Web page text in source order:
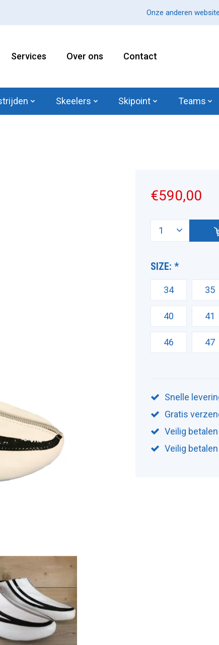
Onze anderen
Services Over ons Contact
Skeelers Skipoint Teams
€590,00
SIZE: *
34 35
40 41
46 47
Snelle
Gratis
Veilig
Veilig